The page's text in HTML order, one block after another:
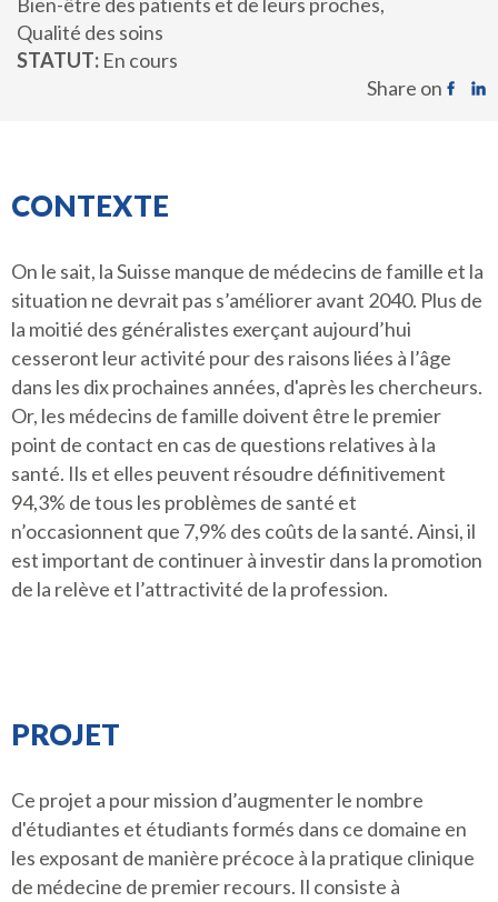
Qualité des soins
STATUT En cours
Share on
CONTEXTE
On le sait, la Suisse manque de médecins de famille et la
situation ne devrait pas s’améliorer avant 2040. Plus de
la moitié des généralistes exerçant aujourd’hui
cesseront leur activité pour des raisons liées à l’âge
dans les dix prochaines années, d'après les chercheurs.
Or, les médecins de famille doivent être le premier
point de contact en cas de questions relatives à la
santé. Ils et elles peuvent résoudre définitivement
94,3% de tous les problèmes de santé et
n’occasionnent que 7,9% des coûts de la santé. Ainsi, il
est important de continuer à investir dans la promotion
de la relève et l’attractivité de la profession.
PROJET
Ce projet a pour mission d’augmenter le nombre
d'étudiantes et étudiants formés dans ce domaine en
les exposant de manière précoce à la pratique clinique
de médecine de premier recours. Il consiste à